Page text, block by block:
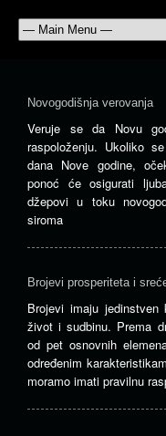
Novogodišnja verovanja
Veruje se da Novu
raspoloženju. Ukoliko
dana Nove godine,
ponoć će osigurati
džepovi u toku
siroma
Brojevi prosperiteta i
Brojevi imaju
život i sudbinu. Prema
od pet osnovnih
određenim
moramo imati pravilnu